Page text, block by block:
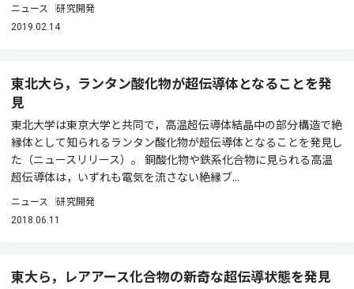
ニュース 研究開発
2019.02.14
東北大ら，ランタン酸化物が超伝導体となることを発
見
東北大学は東京大学と共同で，高温超伝導体結晶中の部分構造で絶
縁体として知られるランタン酸化物が超伝導体となることを発見し
た（ニュースリリース）。 銅酸化物や鉄系化合物に見られる高温
超伝導体は，いずれも電気を流さない絶縁ブ...
ニュース 研究開発
2018.06.11
東大ら，レアアース化合物の新奇な超伝導状態を発見